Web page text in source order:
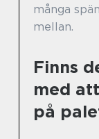
många
mellan.
Finns
med
på